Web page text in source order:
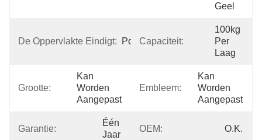
Geel
De Oppervlakte Eindigt: Poederdeklaag
Capaciteit:
100kg
Per
Laag
Grootte:
Kan
Worden
Aangepast
Embleem:
Kan
Worden
Aangepast
Garantie:
Één
Jaar
OEM: O.K.